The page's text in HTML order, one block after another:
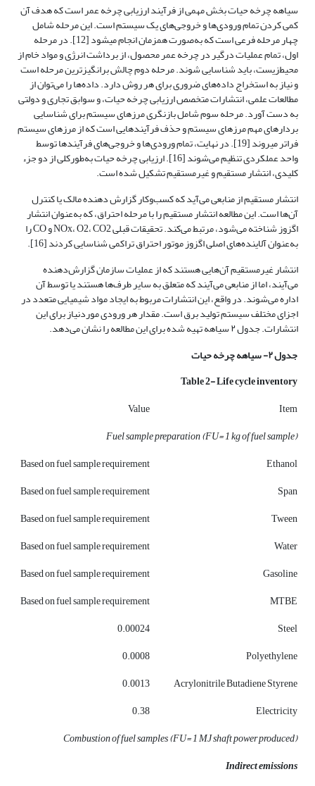
سیاهه چرخه حیات بخش مهمی از فرآیند ارزیابی چرخه عمر است که هدف آن
کمی کردن تمام ورودی‌ها و خروجی‌های یک سیستم است. این مرحله شامل
چهار مرحله فرعی است که به‌صورت همزمان انجام می­شود [12]. در مرحله
اول، تمام عملیات درگیر در چرخه عمر محصول، از برداشت انرژی و مواد خام از
محیط‌زیست، باید شناسایی شوند. مرحله دوم چالش برانگیزترین مرحله است
و نیاز به استخراج داده‌های ضروری برای هر روش دارد. داده‌ها را می‌توان از
مطالعات علمی، انتشارات متخصص ارزیابی چرخه حیات، و سوابق تجاری و دولتی
به دست آورد. مرحله سوم شامل بازنگری مرزهای سیستم برای شناسایی
بردارهای مهم مرزهای سیستم و حذف فرآیندهایی است که از مرزهای سیستم
فراتر می­روند [19]. در نهایت، تمام ورودی‌ها و خروجی‌های فرآیندها توسط
واحد عملکردی تنظیم می‌شوند [16]. ارزیابی چرخه حیات به‌طورکلی از دو جزء
کلیدی، انتشار مستقیم و غیرمستقیم تشکیل شده است.
انتشار مستقیم از منابعی می‌آید که کسب‌وکار گزارش دهنده مالک یا کنترل
آن‌ها است. این مطالعه انتشار مستقیم را با مرحله احتراق، که به‌عنوان انتشار
اگزوز شناخته می‌شود، مرتبط می‌کند. تحقیقات قبلی NOx، O2، CO2 و CO را
به‌عنوان آلاینده‌های اصلی اگزوز موتور احتراق تراکمی شناسایی کردند [16].
انتشار غیرمستقیم آن‌هایی هستند که از عملیات سازمان گزارش‌دهنده
می‌آیند، اما از منابعی می‌آیند که متعلق به سایر طرف‌ها هستند یا توسط آن
اداره می‌شوند. در واقع، این انتشارات مربوط به ایجاد مواد شیمیایی متعدد در
اجزای مختلف سیستم تولید برق است. مقدار هر ورودی موردنیاز برای این
انتشارات. جدول ۲ سیاهه تهیه شده برای این مطالعه را نشان می‌دهد.
جدول ۲- سیاهه چرخه حیات
Table 2- Life cycle inventory
Item
Value
Fuel sample preparation (FU= 1 kg of fuel sample)
Ethanol
Based on fuel sample requirement
Span
Based on fuel sample requirement
Tween
Based on fuel sample requirement
Water
Based on fuel sample requirement
Gasoline
Based on fuel sample requirement
MTBE
Based on fuel sample requirement
Steel
0.00024
Polyethylene
0.0008
Acrylonitrile Butadiene Styrene
0.0013
Electricity
0.38
Combustion of fuel samples (FU= 1 MJ shaft power produced)
Indirect emissions